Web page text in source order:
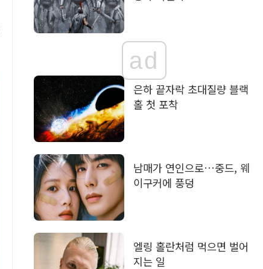
ad
은하 끝자락 초대질량 블랙
홀 첫 포착
남매가 연인으로…중드, 웨
이구커에 풍덩
엘링 홀란처럼 먹으면 벌어
지는 일